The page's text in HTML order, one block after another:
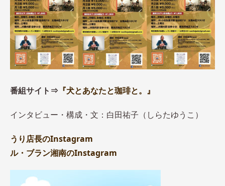
番組サイト⇒ 『犬とあなたと珈琲と。』
インタビュー・構成・文：白田祐子（しらたゆうこ）
うり店長のInstagram
ル・ブラン湘南のInstagram